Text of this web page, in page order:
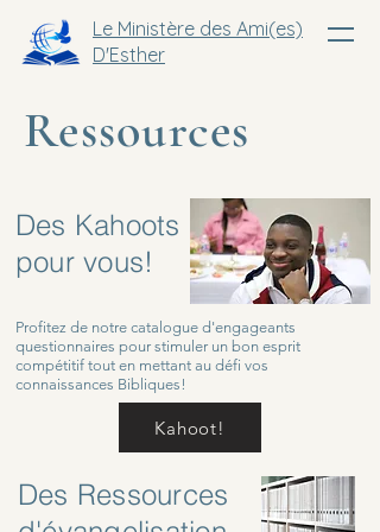
Le Ministère des Ami(es)
D'Esther
Ressources
Des Kahoots
pour vous!
Profitez de notre catalogue d'engageants
questionnaires pour stimuler un bon esprit
compétitif tout en mettant au défi vos
connaissances Bibliques!
Kahoot!
Des Ressources